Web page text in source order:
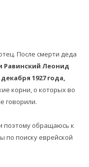
После смерти деда
Равинский Леонид
1927 года,
корни, о которых во
говорили.
поэтому обращаюсь к
по поиску еврейской